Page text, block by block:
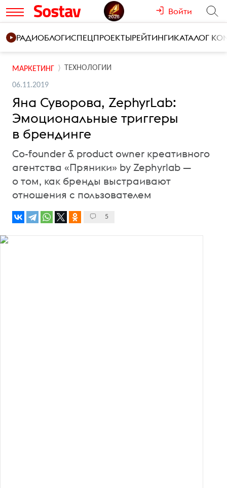
Войти
РАДИОБЛОГИСПЕЦПРОЕКТЫРЕЙТИНГИКАТАЛОГ
МАРКЕТИНГ ТЕХНОЛОГИИ
06.11.2019
Яна Суворова, ZephyrLab:
Эмоциональные триггеры
в брендинге
Cо-founder & product owner креативного
агентства «Пряники» by Zephyrlab —
о том, как бренды выстраивают
отношения с пользователем
5